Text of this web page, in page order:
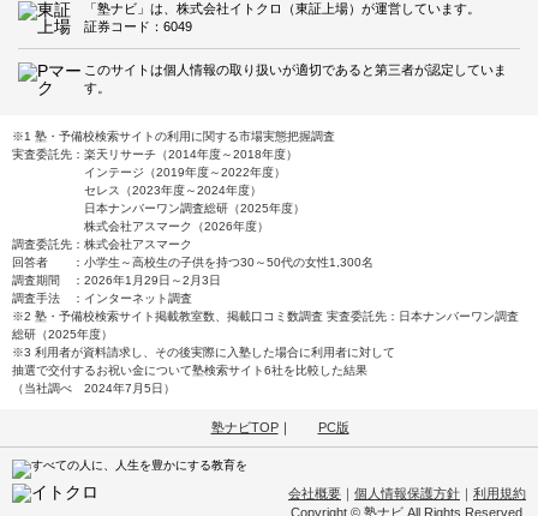
「塾ナビ」は、株式会社イトクロ（東証上場）が運営しています。
証券コード：6049
このサイトは個人情報の取り扱いが適切であると第三者が認定していま
す。
※1 塾・予備校検索サイトの利用に関する市場実態把握調査
実査委託先：楽天リサーチ（2014年度～2018年度）
インテージ（2019年度～2022年度）
セレス（2023年度～2024年度）
日本ナンバーワン調査総研（2025年度）
株式会社アスマーク（2026年度）
調査委託先：株式会社アスマーク
回答者 ：小学生～高校生の子供を持つ30～50代の女性1,300名
調査期間 ：2026年1月29日～2月3日
調査手法 ：インターネット調査
※2 塾・予備校検索サイト掲載教室数、掲載口コミ数調査 実査委託先：日本ナンバーワン調査
総研（2025年度）
※3 利用者が資料請求し、その後実際に入塾した場合に利用者に対して
抽選で交付するお祝い金について塾検索サイト6社を比較した結果
（当社調べ 2024年7月5日）
塾ナビTOP｜ PC版
会社概要 ｜ 個人情報保護方針 ｜ 利用規約
Copyright © 塾ナビ All Rights Reserved.